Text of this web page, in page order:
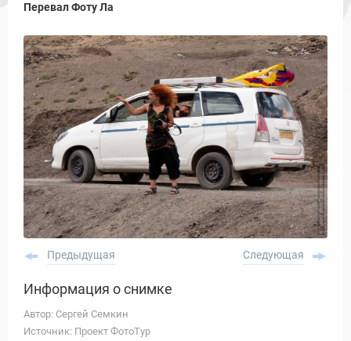
Перевал Фоту Ла
Предыдущая Следующая
Информация о снимке
Автор: Сергей Семкин
Источник: Проект ФотоТур